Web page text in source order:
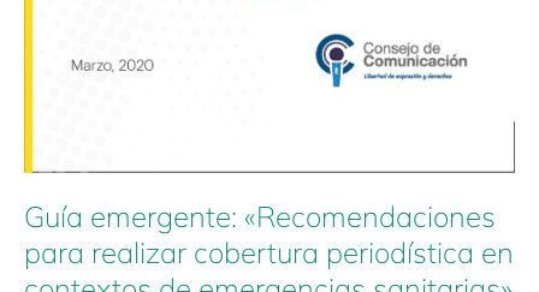
Guía emergente: «Recomendaciones
para realizar cobertura periodística en